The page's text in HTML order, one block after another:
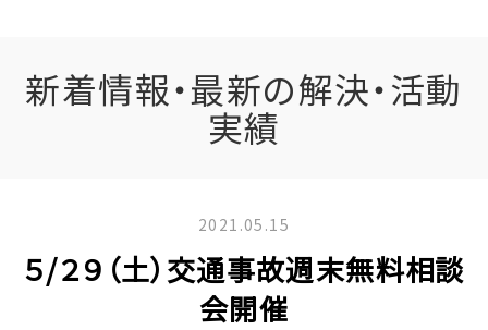
新着情報・最新の解決・活動
実績
2021.05.15
５/２９（土）交通事故週末無料相談
会開催